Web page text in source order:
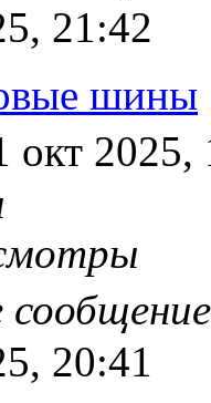
21:42
шины
окт 2025,
20:41